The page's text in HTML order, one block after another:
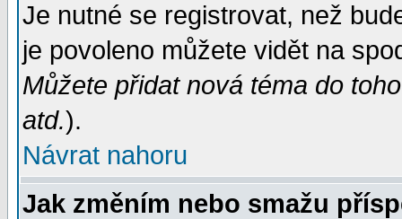
Je nutné se registrovat, než
je povoleno můžete vidět na
Můžete přidat nová téma do
atd.).
Návrat nahoru
Jak změním nebo smažu